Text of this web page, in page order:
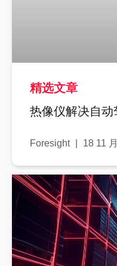
精选文章
热像仪解决自
Foresight 18 11